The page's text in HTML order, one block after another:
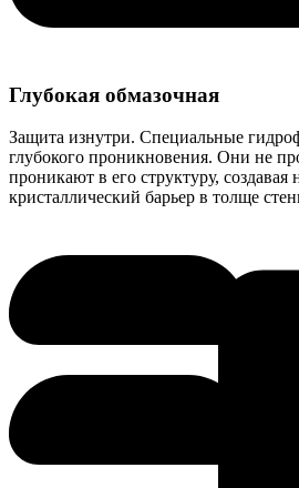
Глубокая обмазочная
Защита изнутри. Специальные
глубокого проникновения. Они не
проникают в его структуру, создавая
кристаллический барьер в толще